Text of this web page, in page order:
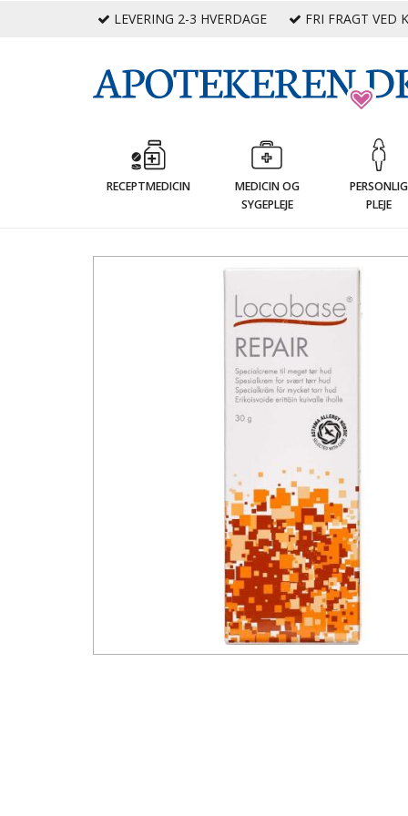
LEVERING 2-3 HVERDAGE FRI FRAGT VED
RECEPTMEDICIN
MEDICIN OG
SYGEPLEJE
PERSONLIG
PLEJE